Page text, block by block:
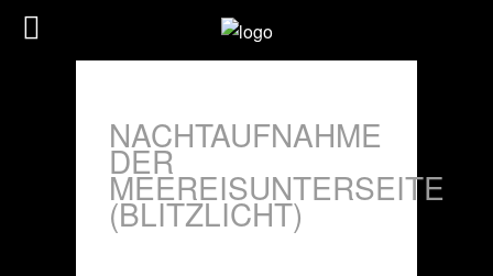
NACHTAUFNAHME
DER
MEEREISUNTERSEITE
(BLITZLICHT)